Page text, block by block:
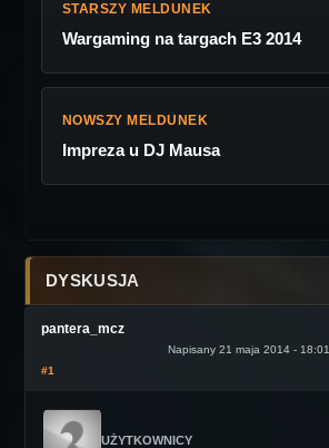
STARSZY MELDUNEK
Wargaming na targach E3 2014
NOWSZY MELDUNEK
Impreza u DJ Mausa
DYSKUSJA
pantera_mcz
Napisany 21 maja 2014 - 18:01
#1
UŻYTKOWNICY